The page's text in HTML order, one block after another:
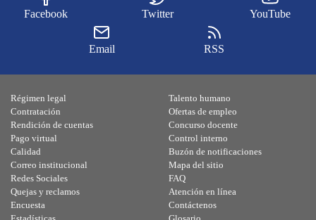
Facebook Twitter YouTube
Email RSS
Régimen legal
Contratación
Rendición de cuentas
Pago virtual
Calidad
Talento humano
Ofertas de empleo
Concurso docente
Control interno
Buzón de notificaciones
Correo institucional
Redes Sociales
Quejas y reclamos
Encuesta
Mapa del sitio
FAQ
Atención en línea
Contáctenos